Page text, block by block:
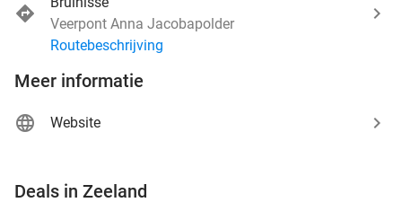
Veerpont Anna Jacobapolder
Routebeschrijving
Meer informatie
Website
Deals in Zeeland